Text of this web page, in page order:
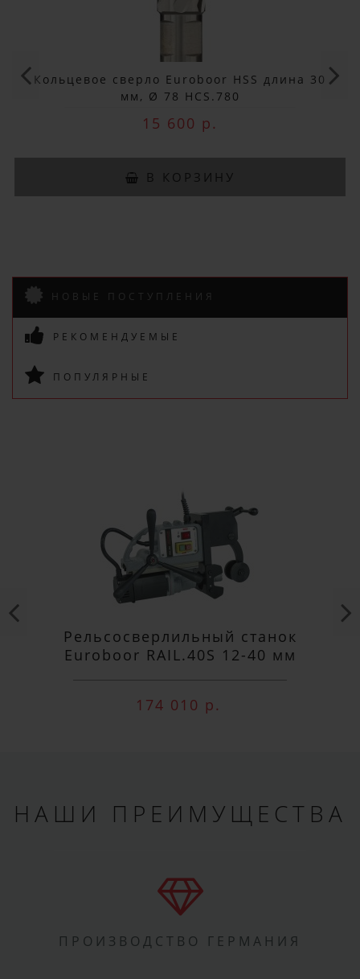
ДОБРО ПОЖАЛОВАТЬ!
Не упусти выгоду!
Специальные предложения!
Подпишись и получай бонусы.
способом, включая online оплату
ПОДПИСАТЬСЯ
Кольцевое сверло Euroboor HSS длина 30
мм, Ø 78 HCS.780
15 600 р.
В КОРЗИНУ
НОВЫЕ ПОСТУПЛЕНИЯ
РЕКОМЕНДУЕМЫЕ
ПОПУЛЯРНЫЕ
Рельсосверлильный станок
Euroboor RAIL.40S 12-40 мм
174 010 р.
НАШИ ПРЕИМУЩЕСТВА
ПРОИЗВОДСТВО ГЕРМАНИЯ